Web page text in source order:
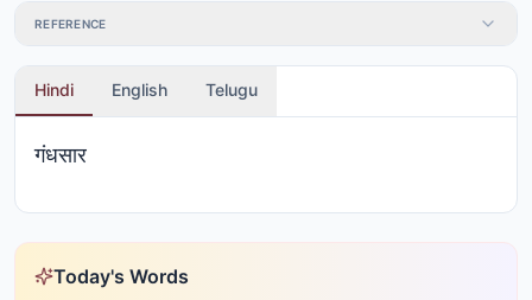
REFERENCE
Hindi English Telugu
गंधसार
Today's Words